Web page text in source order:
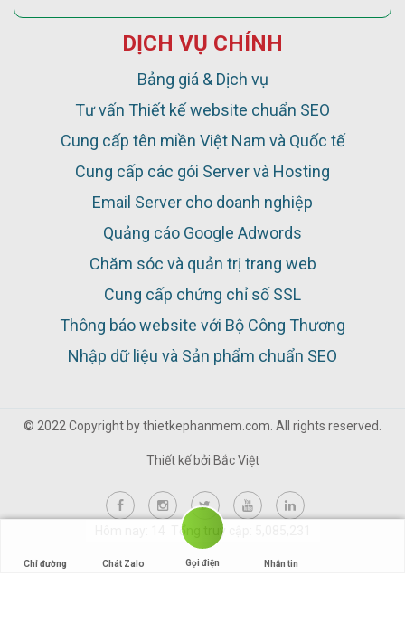
DỊCH VỤ CHÍNH
Bảng giá & Dịch vụ
Tư vấn Thiết kế website chuẩn SEO
Cung cấp tên miền Việt Nam và Quốc tế
Cung cấp các gói Server và Hosting
Email Server cho doanh nghiệp
Quảng cáo Google Adwords
Chăm sóc và quản trị trang web
Cung cấp chứng chỉ số SSL
Thông báo website với Bộ Công Thương
Nhập dữ liệu và Sản phẩm chuẩn SEO
© 2022 Copyright by thietkephanmem.com. All rights reserved.
Thiết kế bởi Bắc Việt
Hôm nay: 14 Tổng truy cập: 5,085,231
Chỉ đường Chát Zalo Gọi điện Nhắn tin